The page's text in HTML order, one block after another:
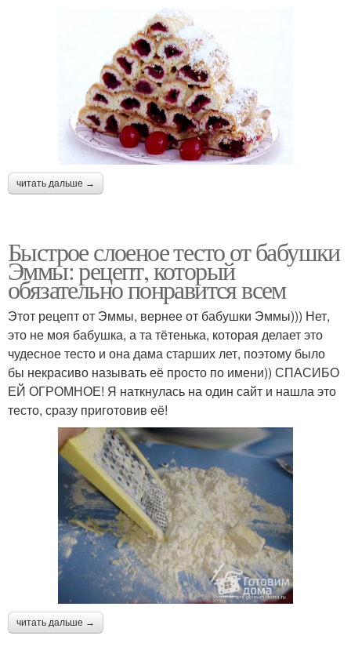
читать дальше →
Быстрое слоеное тесто от бабушки
Эммы: рецепт, который
обязательно понравится всем
Этот рецепт от Эммы, вернее от бабушки Эммы))) Нет,
это не моя бабушка, а та тётенька, которая делает это
чудесное тесто и она дама старших лет, поэтому было
бы некрасиво называть её просто по имени)) СПАСИБО
ЕЙ ОГРОМНОЕ! Я наткнулась на один сайт и нашла это
тесто, сразу приготовив её!
читать дальше →